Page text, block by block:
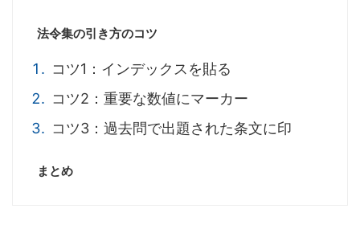
法令集の引き方のコツ
コツ1：インデックスを貼る
コツ2：重要な数値にマーカー
コツ3：過去問で出題された条文に印
まとめ